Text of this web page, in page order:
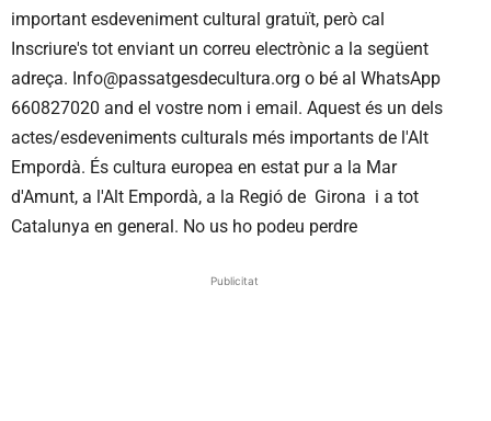
important esdeveniment cultural gratuït, però cal
Inscriure's tot enviant un correu electrònic a la següent
adreça. Info@passatgesdecultura.org o bé al WhatsApp
660827020 and el vostre nom i email. Aquest és un dels
actes/esdeveniments culturals més importants de l'Alt
Empordà. És cultura europea en estat pur a la Mar
d'Amunt, a l'Alt Empordà, a la Regió de Girona i a tot
Catalunya en general. No us ho podeu perdre
Publicitat